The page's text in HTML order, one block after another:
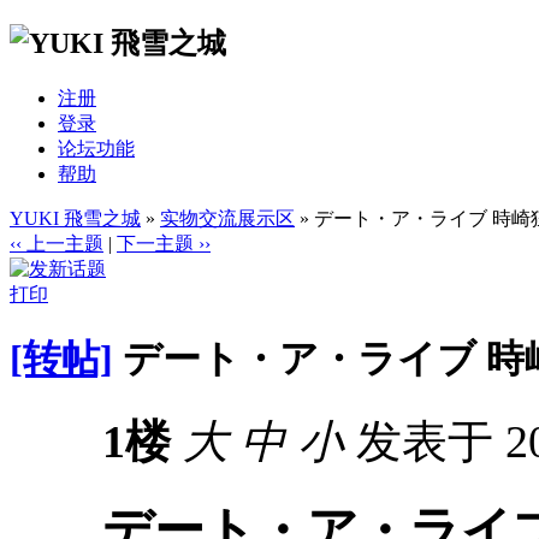
注册
登录
论坛功能
帮助
YUKI 飛雪之城 » 实物交流展示区 » デート・ア・ライブ 時崎
‹‹ 上一主题 | 下一主题 ››
打印
[转帖] デート・ア・ライブ
1楼 大 中 小发表于